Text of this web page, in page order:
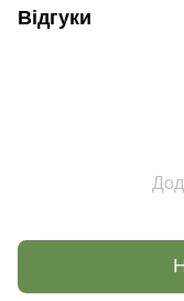
Відгуки